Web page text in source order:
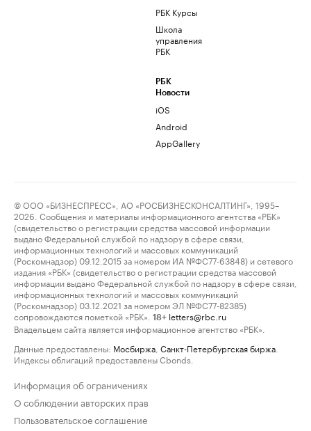
РБК Курсы
Школа
управления
РБК
РБК
Новости
iOS
Android
AppGallery
© ООО «БИЗНЕСПРЕСС», АО «РОСБИЗНЕСКОНСАЛТИНГ», 1995–
2026. Сообщения и материалы информационного агентства «РБК»
(свидетельство о регистрации средства массовой информации
выдано Федеральной службой по надзору в сфере связи,
информационных технологий и массовых коммуникаций
(Роскомнадзор) 09.12.2015 за номером ИА №ФС77-63848) и сетевого
издания «РБК» (свидетельство о регистрации средства массовой
информации выдано Федеральной службой по надзору в сфере связи,
информационных технологий и массовых коммуникаций
(Роскомнадзор) 03.12.2021 за номером ЭЛ №ФС77-82385)
сопровождаются пометкой «РБК».
18+ letters@rbc.ru
Владельцем сайта является информационное агентство «РБК».
Данные предоставлены: Мосбиржа Санкт-Петербургская биржа
Индексы облигаций предоставлены Cbonds.
Информация об ограничениях
О соблюдении авторских прав
Пользовательское соглашение